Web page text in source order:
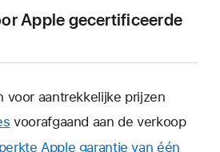
Apple gecertificeerde
voor aantrekkelijke prijzen
voorafgaand aan de verkoop
Apple garantie van één